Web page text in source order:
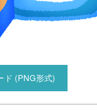
ド (PNG形式)